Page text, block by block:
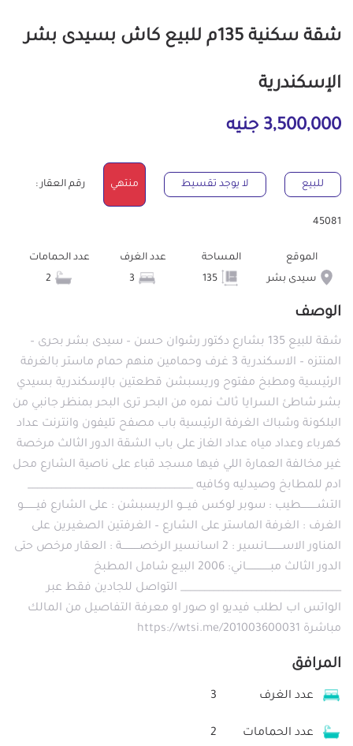
شقة سكنية 135م للبيع كاش بسيدى بشر
الإسكندرية
3,500,000 جنيه
للبيع لا يوجد تقسيط منتهي رقم العقار :
45081
الموقع
سيدى بشر
المساحة
عدد الغرف
عدد الحمامات
الوصف
شقة للبيع 135 بشارع دكتور رشوان حسن – سيدى بشر بحرى –
المنتزه – الاسكندرية 3 غرف وحمامين منهم حمام ماستر بالغرفة
الرئيسية ومطبخ مفتوح وريسبشن قطعتين بالإسكندرية بسيدي
بشر شاطئ السرايا ثالث نمره من البحر ترى البحر بمنظر جانبي من
البلكونة وشباك الغرفة الرئيسية باب مصفح تليفون وانترنت عداد
كهرباء وعداد مياه عداد الغاز على باب الشقة الدور الثالث مرخصة
غير مخالفة العمارة اللي فيها مسجد قباء على ناصية الشارع محل
ادم للمطابخ وصيدليه وكافيه ___________________________________
التشــــــــــطيب : سوبر لوكس فيـــو الريسبشن : على الشارع فيــــــــو
الغرف : الغرفة الماستر على الشارع – الغرفتين الصغيرين على
المناور الاســـــــــانسير : 2 اسانسير الرخصـــــــــــة : العقار مرخص حتى
الدور الثالث مبـــــــــــــــاني: 2006 البيع شامل المطبخ
__________________________________ التواصل للجادين فقط عبر
الواتس اب لطلب فيديو او صور او معرفة التفاصيل من المالك
مباشرة https://wtsi.me/201003600031
المرافق
عدد الغرف 3
عدد الحمامات 2